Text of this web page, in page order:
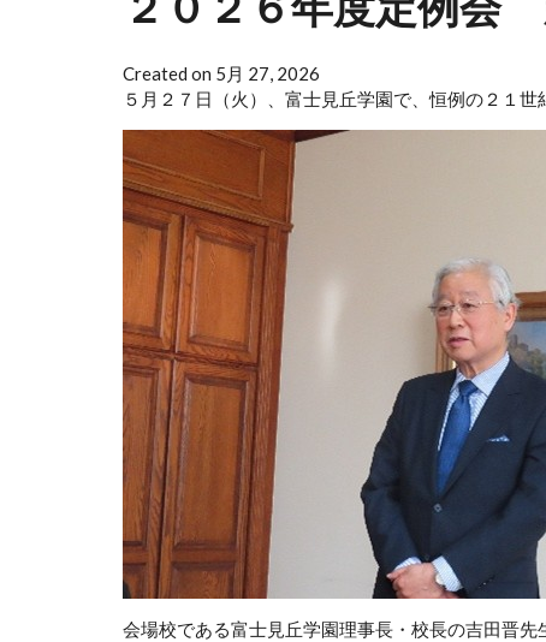
Created on 5月 27, 2026
５月２７日（火）、富士見丘学園で、恒例の２１
会場校である富士見丘学園理事長・校長の吉田晋